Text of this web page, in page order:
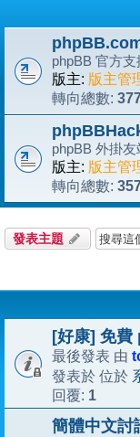
phpBB 官方支
版主: 版主管
轉向總數:
phpBB 外掛友
版主: 版主管
轉向總數:
發表主題
[好康] 免費
最後發表 由
發表於 位於
回覆: 1
簡體中文討